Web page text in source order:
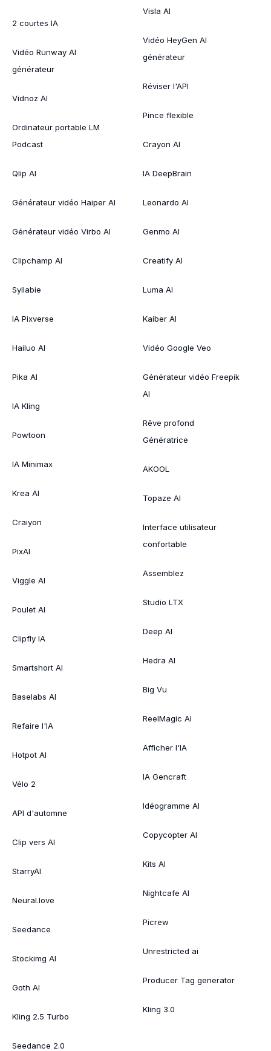
2 courtes IA
Vidéo Runway AI
générateur
Vidnoz AI
Ordinateur portable LM
Podcast
Qlip AI
Générateur vidéo Haiper AI
Générateur vidéo Virbo AI
Clipchamp AI
Syllabie
IA Pixverse
Hailuo AI
Pika AI
IA Kling
Powtoon
IA Minimax
Krea AI
Craiyon
PixAI
Viggle AI
Poulet AI
Clipfly IA
Smartshort AI
Baselabs AI
Refaire l'IA
Hotpot AI
Vélo 2
API d'automne
Clip vers AI
StarryAI
Neural.love
Seedance
Stockimg AI
Goth AI
Kling 2.5 Turbo
Seedance 2.0
Visla AI
Vidéo HeyGen AI
générateur
Réviser l'API
Pince flexible
Crayon AI
IA DeepBrain
Leonardo AI
Genmo AI
Creatify AI
Luma AI
Kaiber AI
Vidéo Google Veo
Générateur vidéo Freepik
AI
Rêve profond
Génératrice
AKOOL
Topaze AI
Interface utilisateur
confortable
Assemblez
Studio LTX
Deep AI
Hedra AI
Big Vu
ReelMagic AI
Afficher l'IA
IA Gencraft
Idéogramme AI
Copycopter AI
Kits AI
Nightcafe AI
Picrew
Unrestricted ai
Producer Tag generator
Kling 3.0